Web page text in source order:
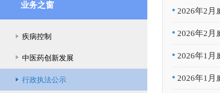
业务之窗
疾病控制
中医药创新发展
行政执法公示
2026年2月
2026年2月
2026年1月
2026年1月